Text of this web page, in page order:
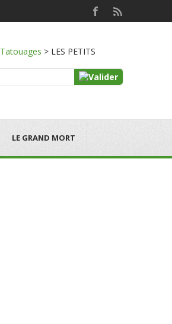
Tatouages > LES PETITS
LE GRAND MORT